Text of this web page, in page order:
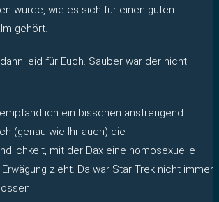
wurde, wie es sich für einen guten
gehört.
leid für Euch. Sauber war der nicht
ich ein bisschen anstrengend.
(genau wie Ihr auch) die
mit der Dax eine homosexuelle
zieht. Da war Star Trek nicht immer